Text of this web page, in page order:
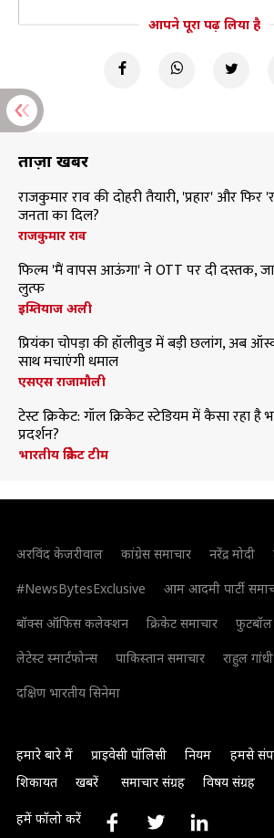
आपने पूरा पढ़ लिया है
ताज़ा खबरें
राजकुमार राव की दोहरी तैयारी, 'प्रहार' और
जनता का दिल?
राजकुमार राव
फिल्म 'मैं वापस आऊंगा' ने OTT पर दी दस्तक,
लुत्फ
इम्तियाज अली
प्रियंका चोपड़ा की हॉलीवुड में बड़ी छलांग, अब
साथ मचाएंगी धमाल
एसएस राजामौली
टेस्ट क्रिकेट: गॉल क्रिकेट स्टेडियम में कैसा रहा है
प्रदर्शन?
भारतीय क्रिकेट टीम
अरविंद केजरीवाल कांग्रेस समाचार नरेंद्र मोदी
#NewsBytesExclusive
आम आदमी पार्टी
बॉक्स ऑफिस कलेक्शन
क्रिकेट समाचार
फुटबॉल
लेटेस्ट स्मार्टफोन्स
पाकिस्तान समाचार राहुल गांधी
दक्षिण भारतीय सिनेमा
हमारे बारे में प्राइवेसी पॉलिसी नियम हमसे
शिकायत
खबरें समाचार संग्रह विषय संग्रह
हमें फॉलो करें